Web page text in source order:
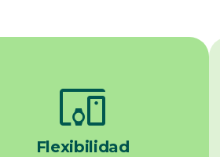
devices_other
Flexibilidad